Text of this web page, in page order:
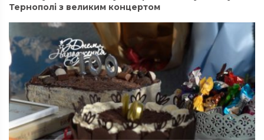
Тернополі з великим концертом